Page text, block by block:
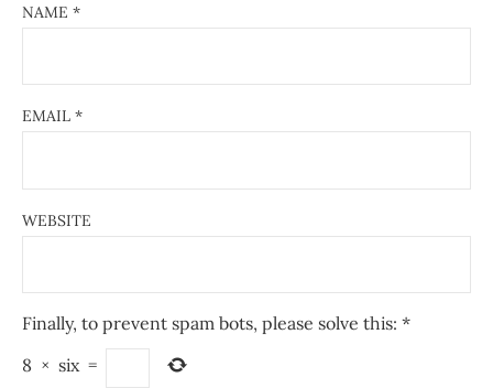
NAME *
EMAIL *
WEBSITE
Finally, to prevent spam bots, please solve this: *
8 × six =